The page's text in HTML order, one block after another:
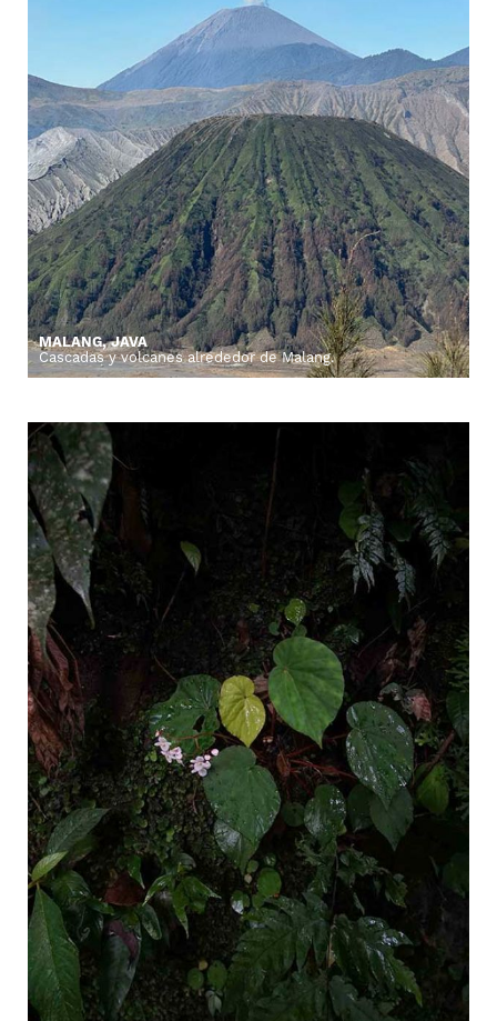
MALANG, JAVA
Cascadas y volcanes alrededor de Malang.